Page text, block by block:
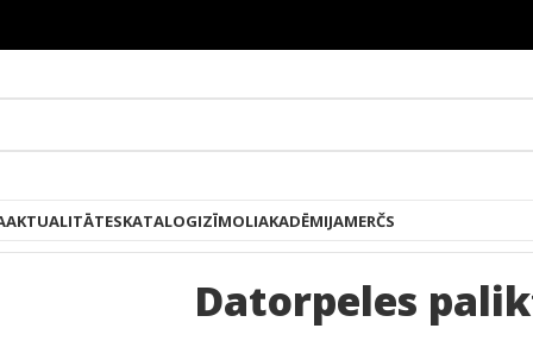
AKTUALITĀTESKATALOGIZĪMOLIAKADĒMIJAMERČS
Datoram/ Datorpeles paliktnis
Datorpeles